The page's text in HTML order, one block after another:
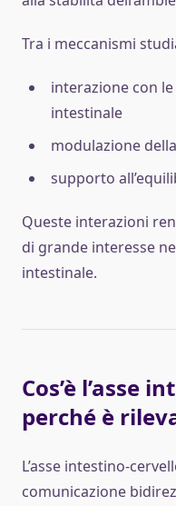
Tra i meccanismi
interazione con
intestinale
modulazione
supporto
Queste interazioni
di grande interesse
intestinale.
Cos’è l’asse
perché è
L’asse intestino-
comunicazione